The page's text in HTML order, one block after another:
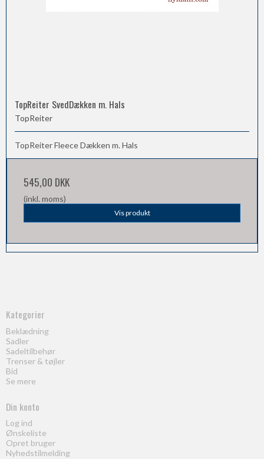
TopReiter SvedDækken m. Hals
TopReiter
TopReiter Fleece Dækken m. Hals
545,00 DKK
(inkl. moms)
Vis produkt
Kategorier
Beklædning
Sadler
Sadeltilbehør
Trenser & tøjler
Bid
Se mere
Din konto
Log ind
Ønskeliste
Opret bruger
Nyhedstilmelding